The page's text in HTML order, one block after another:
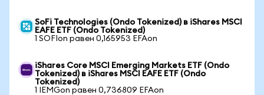
SoFi Technologies (Ondo Tokenized) в iShares MSCI
EAFE ETF (Ondo Tokenized)
1 SOFIon равен 0,165953 EFAon
iShares Core MSCI Emerging Markets ETF (Ondo
Tokenized) в iShares MSCI EAFE ETF (Ondo
Tokenized)
1 IEMGon равен 0,736809 EFAon